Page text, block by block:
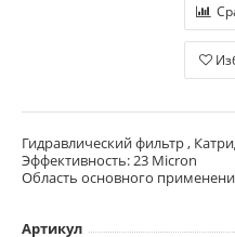
Гидравлический фильтр ,
Эффективность: 23 Micron
Область основного
Артикул